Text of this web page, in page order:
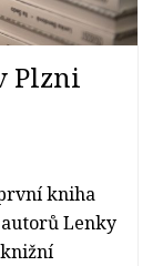
Plzni
kniha
Lenky